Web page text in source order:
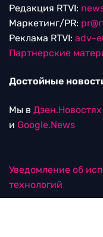
Редакция RTVI:
Маркетинг/PR:
Реклама RTVI: adv-
Партнерские
Достойные
Мы в Дзен.Новостях
и Google.News
Уведомление об
технологий